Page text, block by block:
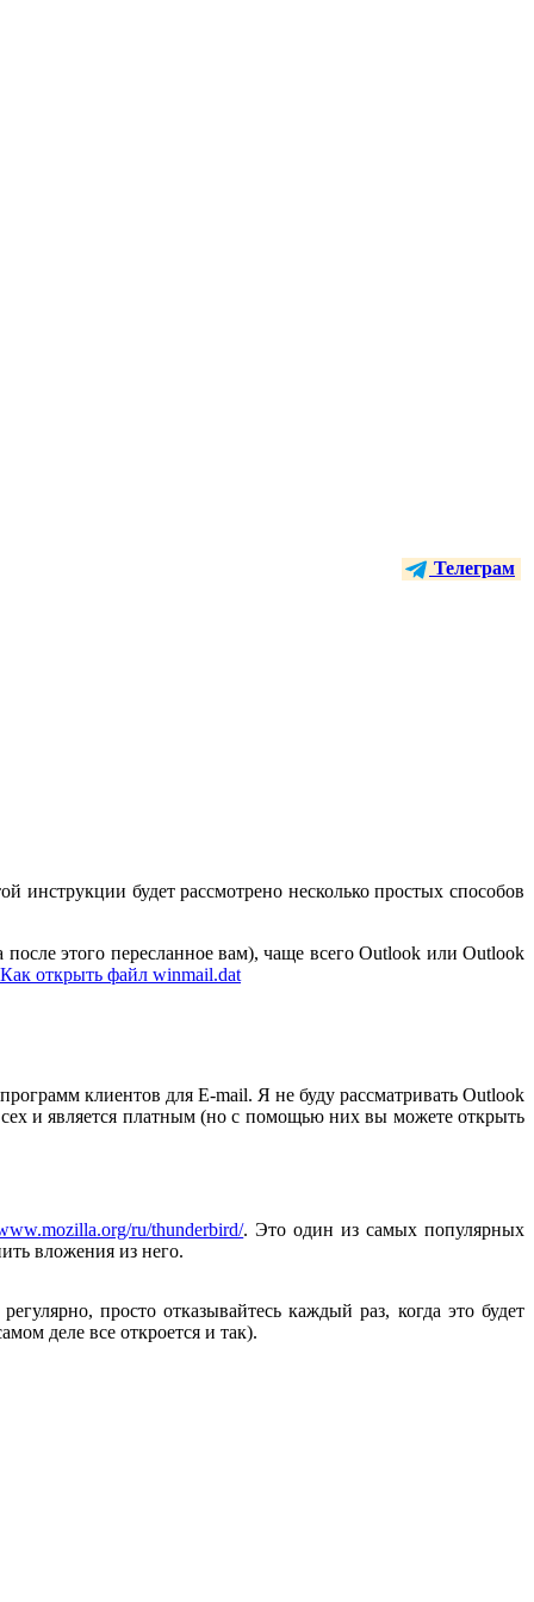
Телеграм
будет рассмотрено несколько простых способов
этого пересланное вам), чаще всего Outlook или Outlook
Как открыть файл winmail.dat
клиентов для E-mail. Я не буду рассматривать Outlook
и является платным (но с помощью них вы можете открыть
ru/thunderbird/. Это один из самых популярных
вложения из него.
просто отказывайтесь каждый раз, когда это будет
деле все откроется и так).